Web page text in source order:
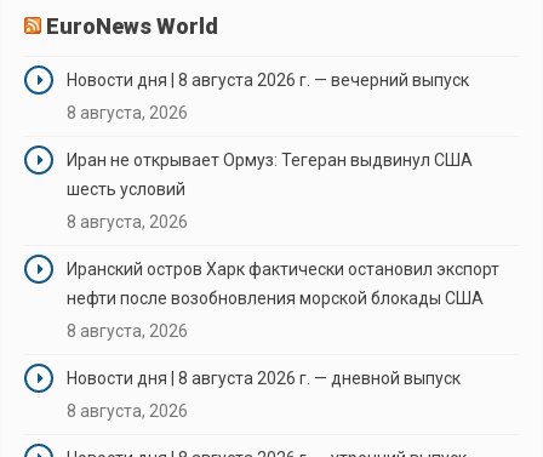
EuroNews World
Новости дня | 8 августа 2026 г. — вечерний выпуск
8 августа, 2026
Иран не открывает Ормуз: Тегеран выдвинул США
шесть условий
8 августа, 2026
Иранский остров Харк фактически остановил экспорт
нефти после возобновления морской блокады США
8 августа, 2026
Новости дня | 8 августа 2026 г. — дневной выпуск
8 августа, 2026